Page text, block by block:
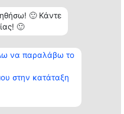
🙂 Κάντε
🙂
να παραλάβω το
στην κατάταξη
Επικοινωνία